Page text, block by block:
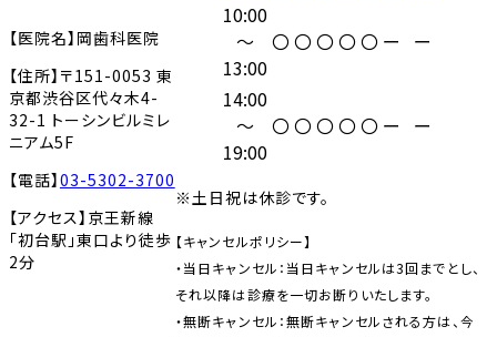
【医院名】岡歯科医院
【住所】〒151-0053 東
京都渋谷区代々木4-
32-1 トーシンビルミレ
ニアム5F
【電話】03-5302-3700
【アクセス】京王新線
「初台駅」東口より徒歩
2分
10:00
〜
13:00
〇〇〇〇〇 ー ー
14:00
〜
19:00
〇〇〇〇〇 ー ー
※土日祝は休診です。
【キャンセルポリシー】
・当日キャンセル：当日キャンセルは3回までとし、
それ以降は診療を一切お断りいたします。
・無断キャンセル：無断キャンセルされる方は、今